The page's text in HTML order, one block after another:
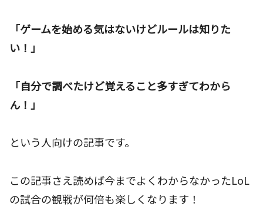
「ゲームを始める気はないけどルールは知りた
い！」
「自分で調べたけど覚えること多すぎてわから
ん！」
という人向けの記事です。
この記事さえ読めば今までよくわからなかったLoL
の試合の観戦が何倍も楽しくなります！